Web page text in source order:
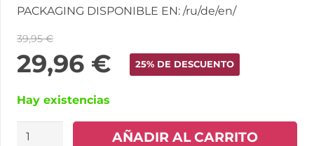
PACKAGING DISPONIBLE EN: /ru/de/en/
39,95€
29,96 € 25% DE DESCUENTO
Hay existencias
MARAL
AÑADIR AL CARRITO